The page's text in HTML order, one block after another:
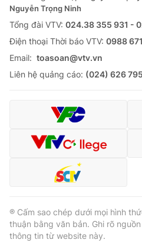
Nguyễn Trọng Ninh
Tổng đài VTV: 024.38 355 931 -
Ðiện thoại Thời báo VTV: 0988
Email: toasoan@vtv.vn
Liên hệ quảng cáo: (024) 626
® Cấm sao chép dưới mọi hình
thuận bằng văn bản. Ghi rõ
thông tin từ website này.